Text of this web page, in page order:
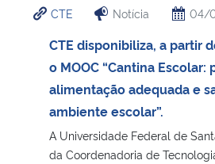
Ministério da Cidadania
Ministério de Minas e Energia
Ministério da Ciência, Tecnologia, Inovações e
CTE Notícia 04/
CTE disponibiliza, a
o MOOC “Cantina Escolar:
alimentação adequada e
ambiente escolar”.
A Universidade Federal de
da Coordenadoria de